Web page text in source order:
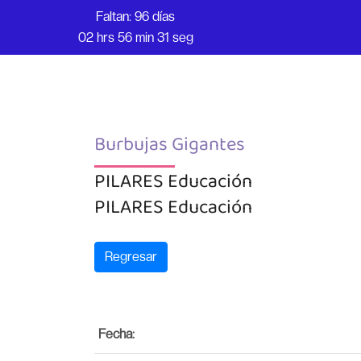
Faltan: 96 días
02 hrs 56 min 31 seg
Burbujas Gigantes
PILARES Educación
PILARES Educación
Regresar
Fecha: